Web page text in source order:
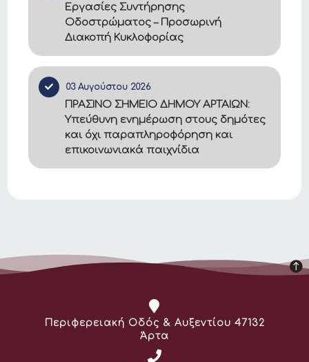
Εργασίες Συντήρησης
Οδοστρώματος – Προσωρινή
Διακοπή Κυκλοφορίας
03 Αυγούστου 2026
ΠΡΑΣΙΝΟ ΣΗΜΕΙΟ ΔΗΜΟΥ ΑΡΤΑΙΩΝ:
Υπεύθυνη ενημέρωση στους δημότες
και όχι παραπληροφόρηση και
επικοινωνιακά παιχνίδια
Διεύθυνση:
Περιφερειακή Οδός & Αυξεντίου 47132
Άρτα